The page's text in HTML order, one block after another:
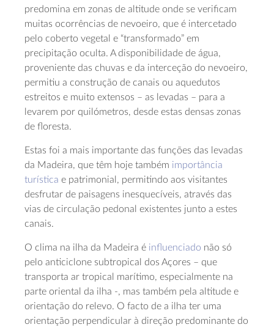
predomina em zonas de altitude onde se verificam
muitas ocorrências de nevoeiro, que é intercetado
pelo coberto vegetal e “transformado” em
precipitação oculta. A disponibilidade de água,
proveniente das chuvas e da interceção do nevoeiro,
permitiu a construção de canais ou aquedutos
estreitos e muito extensos – as levadas – para a
levarem por quilómetros, desde estas densas zonas
de floresta.
Estas foi a mais importante das funções das levadas
da Madeira, que têm hoje também importância
turística e patrimonial, permitindo aos visitantes
desfrutar de paisagens inesquecíveis, através das
vias de circulação pedonal existentes junto a estes
canais.
O clima na ilha da Madeira é influenciado não só
pelo anticiclone subtropical dos Açores – que
transporta ar tropical marítimo, especialmente na
parte oriental da ilha -, mas também pela altitude e
orientação do relevo. O facto de a ilha ter uma
orientação perpendicular à direção predominante do